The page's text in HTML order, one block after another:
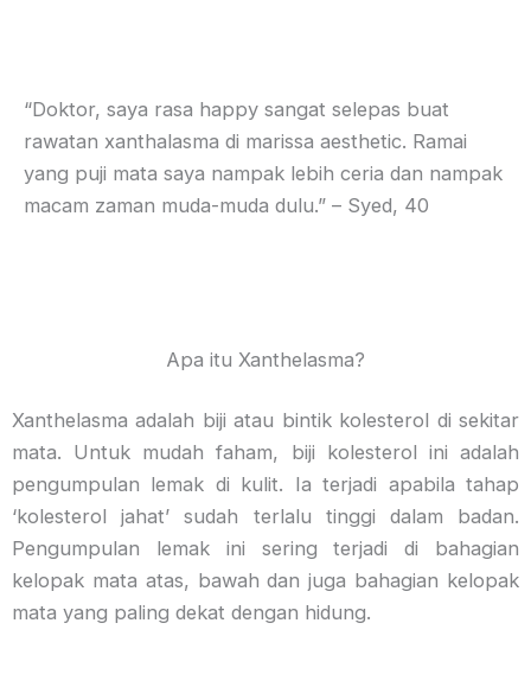
“Doktor, saya rasa happy sangat selepas buat
rawatan xanthalasma di marissa aesthetic. Ramai
yang puji mata saya nampak lebih ceria dan nampak
macam zaman muda-muda dulu.” – Syed, 40
Apa itu Xanthelasma?
Xanthelasma adalah biji atau bintik kolesterol di sekitar
mata. Untuk mudah faham, biji kolesterol ini adalah
pengumpulan lemak di kulit. Ia terjadi apabila tahap
‘kolesterol jahat’ sudah terlalu tinggi dalam badan.
Pengumpulan lemak ini sering terjadi di bahagian
kelopak mata atas, bawah dan juga bahagian kelopak
mata yang paling dekat dengan hidung.